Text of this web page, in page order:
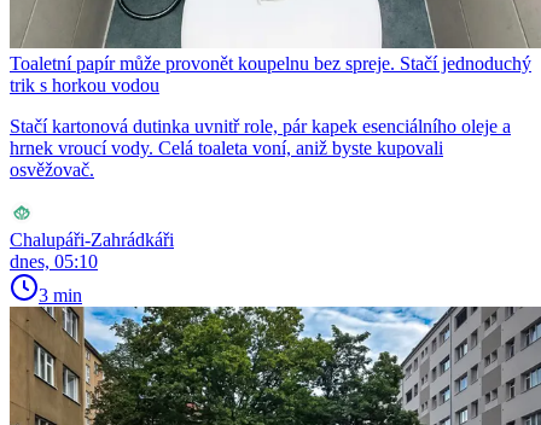
Toaletní papír může provonět koupelnu bez spreje. Stačí jednoduchý
trik s horkou vodou
Stačí kartonová dutinka uvnitř role, pár kapek esenciálního oleje a
hrnek vroucí vody. Celá toaleta voní, aniž byste kupovali
osvěžovač.
Chalupáři-Zahrádkáři
dnes, 05:10
3 min